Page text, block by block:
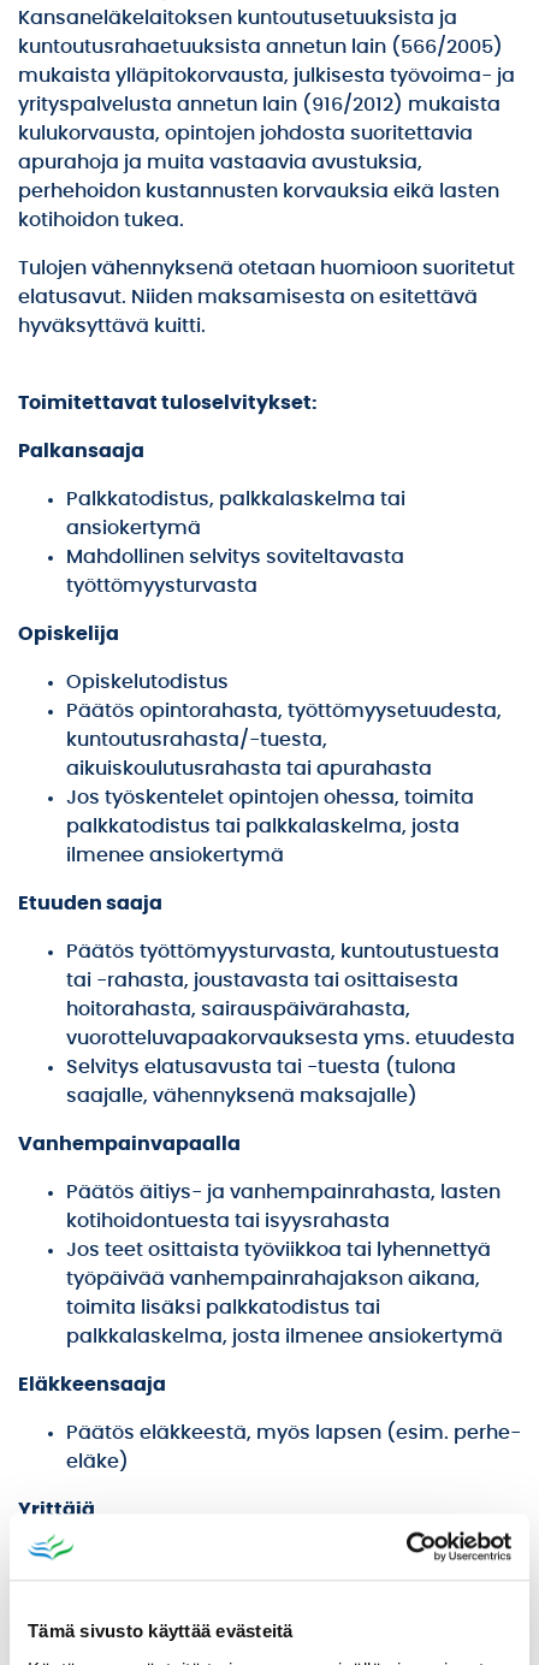
Tämä sivusto käyttää evästeitä
Kansaneläkelaitoksen kuntoutusetuuksista ja
kuntoutusrahaetuuksista annetun lain (566/2005)
mukaista ylläpitokorvausta, julkisesta työvoima- ja
yrityspalvelusta annetun lain (916/2012) mukaista
kulukorvausta, opintojen johdosta suoritettavia
apurahoja ja muita vastaavia avustuksia,
perhehoidon kustannusten korvauksia eikä lasten
kotihoidon tukea.
Tulojen vähennyksenä otetaan huomioon suoritetut
elatusavut. Niiden maksamisesta on esitettävä
hyväksyttävä kuitti.
Toimitettavat tuloselvitykset:
Palkansaaja
Palkkatodistus, palkkalaskelma tai
ansiokertymä
Mahdollinen selvitys soviteltavasta
työttömyysturvasta
Opiskelija
Opiskelutodistus
Päätös opintorahasta, työttömyysetuudesta,
kuntoutusrahasta/-tuesta,
aikuiskoulutusrahasta tai apurahasta
Jos työskentelet opintojen ohessa, toimita
palkkatodistus tai palkkalaskelma, josta
ilmenee ansiokertymä
Etuuden saaja
Päätös työttömyysturvasta, kuntoutustuesta
tai -rahasta, joustavasta tai osittaisesta
hoitorahasta, sairauspäivärahasta,
vuorotteluvapaakorvauksesta yms. etuudesta
Selvitys elatusavusta tai -tuesta (tulona
saajalle, vähennyksenä maksajalle)
Vanhempainvapaalla
Päätös äitiys- ja vanhempainrahasta, lasten
kotihoidontuesta tai isyysrahasta
Jos teet osittaista työviikkoa tai lyhennettyä
työpäivää vanhempainrahajakson aikana,
toimita lisäksi palkkatodistus tai
palkkalaskelma, josta ilmenee ansiokertymä
Eläkkeensaaja
Päätös eläkkeestä, myös lapsen (esim. perhe-
eläke)
Yrittäjä
Verotuspäätös viimeksi valmistuneesta
verotuksesta (löytyywww.omavero.fi>
> Postilaatikko tai Arkisto)